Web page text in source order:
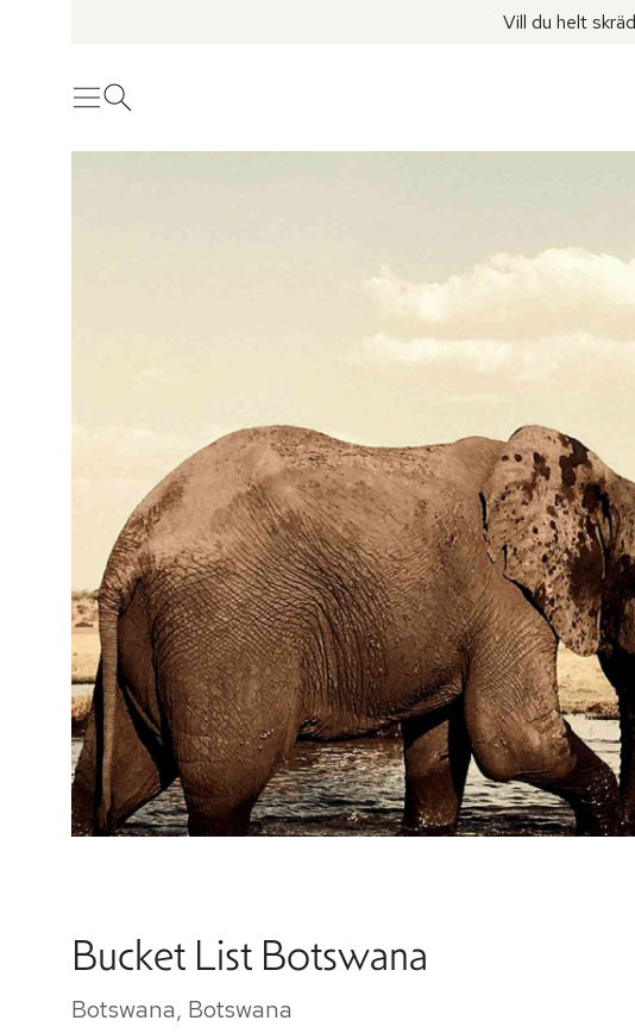
Vill du helt
MenyÖppna sök
Se fler bilder
Bucket List Botswana
Botswana, Botswana